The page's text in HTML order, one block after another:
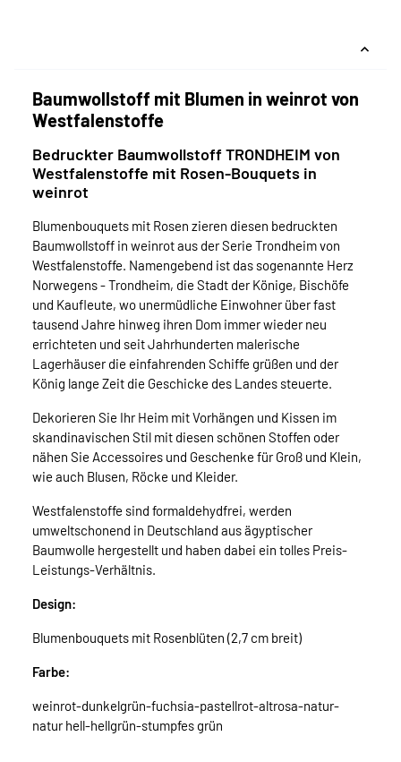
Baumwollstoff mit Blumen in weinrot von
Westfalenstoffe
Bedruckter Baumwollstoff TRONDHEIM von
Westfalenstoffe mit Rosen-Bouquets in
weinrot
Blumenbouquets mit Rosen zieren diesen bedruckten
Baumwollstoff in weinrot aus der Serie Trondheim von
Westfalenstoffe. Namengebend ist das sogenannte Herz
Norwegens - Trondheim, die Stadt der Könige, Bischöfe
und Kaufleute, wo unermüdliche Einwohner über fast
tausend Jahre hinweg ihren Dom immer wieder neu
errichteten und seit Jahrhunderten malerische
Lagerhäuser die einfahrenden Schiffe grüßen und der
König lange Zeit die Geschicke des Landes steuerte.
Dekorieren Sie Ihr Heim mit Vorhängen und Kissen im
skandinavischen Stil mit diesen schönen Stoffen oder
nähen Sie Accessoires und Geschenke für Groß und Klein,
wie auch Blusen, Röcke und Kleider.
Westfalenstoffe sind formaldehydfrei, werden
umweltschonend in Deutschland aus ägyptischer
Baumwolle hergestellt und haben dabei ein tolles Preis-
Leistungs-Verhältnis.
Design:
Blumenbouquets mit Rosenblüten (2,7 cm breit)
Farbe:
weinrot-dunkelgrün-fuchsia-pastellrot-altrosa-natur-
natur hell-hellgrün-stumpfes grün